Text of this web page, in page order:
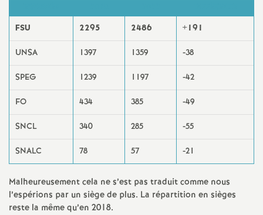
E
n
s
e
i
g
n
FSU 2295 2486 +191
UNSA 1397 1359 -38
SPEG 1239 1197 -42
FO 434 385 -49
SNCL 340 285 -55
SNALC 78 57 -21
Malheureusement cela ne s’est pas traduit comme nous
l’espérions par un siège de plus. La répartition en sièges
reste la même qu’en 2018.